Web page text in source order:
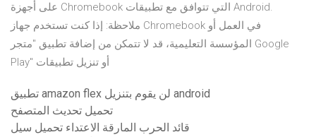
على أجهزة Chromebook التي تتوافق مع تطبيقات Android.
ملاحظة: إذا كنت تستخدم جهاز Chromebook في العمل أو
المؤسسة التعليمية، قد لا تتمكن من إضافة تطبيق "متجر Google
Play" أو تنزيل تطبيقات
تطبيق amazon flex لن يقوم بتنزيل android
تحميل تحديث المتصفح
قائد الحرب المارقة الاعتداء تحميل سيل